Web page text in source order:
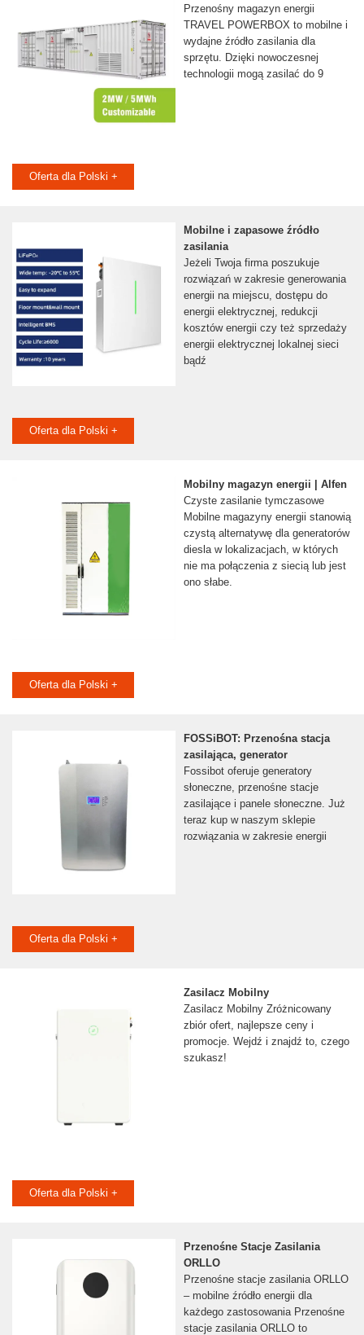
Przenośny magazyn energii
TRAVEL POWERBOX to mobilne i
wydajne źródło zasilania dla
sprzętu. Dzięki nowoczesnej
technologii mogą zasilać do 9
Oferta dla Polski +
Mobilne i zapasowe źródło
zasilania
Jeżeli Twoja firma poszukuje
rozwiązań w zakresie generowania
energii na miejscu, dostępu do
energii elektrycznej, redukcji
kosztów energii czy też sprzedaży
energii elektrycznej lokalnej sieci
bądź
Oferta dla Polski +
Mobilny magazyn energii | Alfen
Czyste zasilanie tymczasowe
Mobilne magazyny energii stanowią
czystą alternatywę dla generatorów
diesla w lokalizacjach, w których
nie ma połączenia z siecią lub jest
ono słabe.
Oferta dla Polski +
FOSSiBOT: Przenośna stacja
zasilająca, generator
Fossibot oferuje generatory
słoneczne, przenośne stacje
zasilające i panele słoneczne. Już
teraz kup w naszym sklepie
rozwiązania w zakresie energii
Oferta dla Polski +
Zasilacz Mobilny
Zasilacz Mobilny Zróżnicowany
zbiór ofert, najlepsze ceny i
promocje. Wejdź i znajdź to, czego
szukasz!
Oferta dla Polski +
Przenośne Stacje Zasilania
ORLLO
Przenośne stacje zasilania ORLLO
– mobilne źródło energii dla
każdego zastosowania Przenośne
stacje zasilania ORLLO to